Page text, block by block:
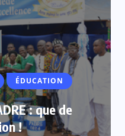
ÉDUCATION
: que de
!